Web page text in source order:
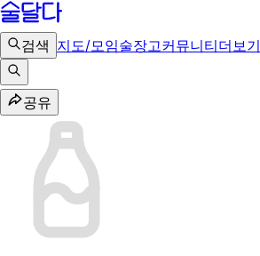
검색 지도/모임술장고커뮤니티더보기
공유